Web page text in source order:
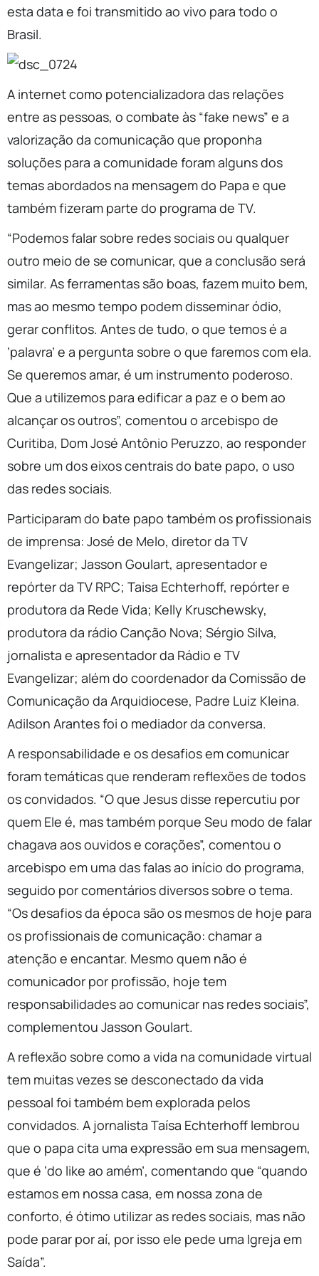
esta data e foi transmitido ao vivo para todo o
Brasil.
A internet como potencializadora das relações
entre as pessoas, o combate às “fake news” e a
valorização da comunicação que proponha
soluções para a comunidade foram alguns dos
temas abordados na mensagem do Papa e que
também fizeram parte do programa de TV.
“Podemos falar sobre redes sociais ou qualquer
outro meio de se comunicar, que a conclusão será
similar. As ferramentas são boas, fazem muito bem,
mas ao mesmo tempo podem disseminar ódio,
gerar conflitos. Antes de tudo, o que temos é a
‘palavra’ e a pergunta sobre o que faremos com ela.
Se queremos amar, é um instrumento poderoso.
Que a utilizemos para edificar a paz e o bem ao
alcançar os outros”, comentou o arcebispo de
Curitiba, Dom José Antônio Peruzzo, ao responder
sobre um dos eixos centrais do bate papo, o uso
das redes sociais.
Participaram do bate papo também os profissionais
de imprensa: José de Melo, diretor da TV
Evangelizar; Jasson Goulart, apresentador e
repórter da TV RPC; Taisa Echterhoff, repórter e
produtora da Rede Vida; Kelly Kruschewsky,
produtora da rádio Canção Nova; Sérgio Silva,
jornalista e apresentador da Rádio e TV
Evangelizar; além do coordenador da Comissão de
Comunicação da Arquidiocese, Padre Luiz Kleina.
Adilson Arantes foi o mediador da conversa.
A responsabilidade e os desafios em comunicar
foram temáticas que renderam reflexões de todos
os convidados. “O que Jesus disse repercutiu por
quem Ele é, mas também porque Seu modo de falar
chagava aos ouvidos e corações”, comentou o
arcebispo em uma das falas ao início do programa,
seguido por comentários diversos sobre o tema.
“Os desafios da época são os mesmos de hoje para
os profissionais de comunicação: chamar a
atenção e encantar. Mesmo quem não é
comunicador por profissão, hoje tem
responsabilidades ao comunicar nas redes sociais”,
complementou Jasson Goulart.
A reflexão sobre como a vida na comunidade virtual
tem muitas vezes se desconectado da vida
pessoal foi também bem explorada pelos
convidados. A jornalista Taísa Echterhoff lembrou
que o papa cita uma expressão em sua mensagem,
que é ‘do like ao amém’, comentando que “quando
estamos em nossa casa, em nossa zona de
conforto, é ótimo utilizar as redes sociais, mas não
pode parar por aí, por isso ele pede uma Igreja em
Saída”.